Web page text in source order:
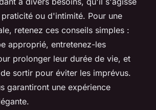
ou d'intimité. Pour une
retenez ces conseils simples :
approprié, entretenez-les
prolonger leur durée de vie, et
sortir pour éviter les imprévus.
garantiront une expérience